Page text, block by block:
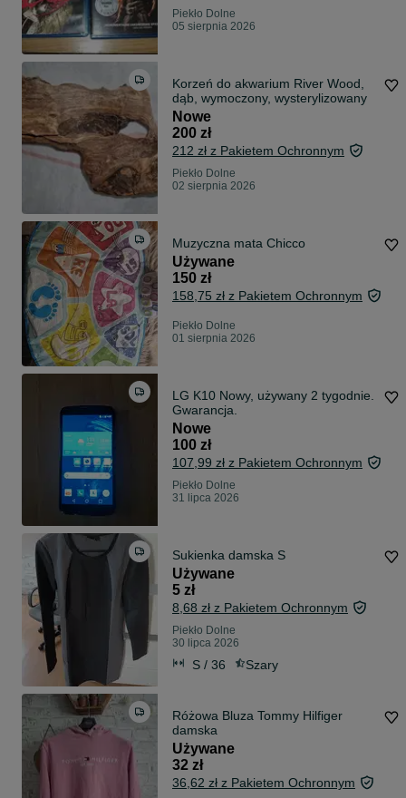
Piekło Dolne
05 sierpnia 2026
Korzeń do akwarium River Wood,
dąb, wymoczony, wysterylizowany
Nowe
200 zł
212 zł z Pakietem Ochronnym
Piekło Dolne
02 sierpnia 2026
Muzyczna mata Chicco
Używane
150 zł
158,75 zł z Pakietem Ochronnym
Piekło Dolne
01 sierpnia 2026
LG K10 Nowy, używany 2 tygodnie.
Gwarancja.
Nowe
100 zł
107,99 zł z Pakietem Ochronnym
Piekło Dolne
31 lipca 2026
Sukienka damska S
Używane
5 zł
8,68 zł z Pakietem Ochronnym
Piekło Dolne
30 lipca 2026
S / 36 Szary
Różowa Bluza Tommy Hilfiger
damska
Używane
32 zł
36,62 zł z Pakietem Ochronnym